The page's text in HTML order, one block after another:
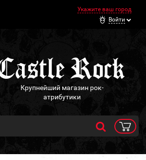
Укажите ваш город
Войти
Крупнейший магазин рок-
атрибутики